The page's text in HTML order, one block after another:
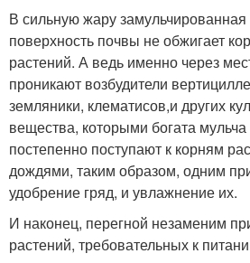
В сильную жару
поверхность почвы не обжигает
растений. А ведь именно через
проникают возбудители
земляники, клематисов,и других
вещества, которыми богата мульча
постепенно поступают к корням
дождями, таким образом, одним
удобрение гряд, и увлажнение их.
И наконец, перегной незаменим
растений, требовательных к